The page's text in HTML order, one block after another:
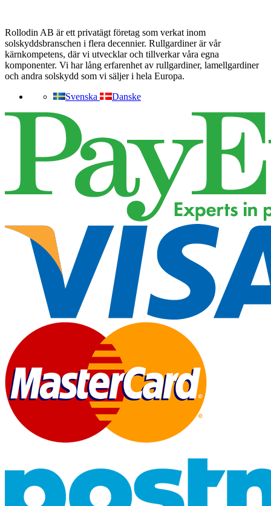
Rollodin AB är ett privatägt företag som verkat inom
solskyddsbranschen i flera decennier. Rullgardiner är vår
kärnkompetens, där vi utvecklar och tillverkar våra egna
komponenter. Vi har lång erfarenhet av rullgardiner, lamellgardiner
och andra solskydd som vi säljer i hela Europa.
Svenska
Danske